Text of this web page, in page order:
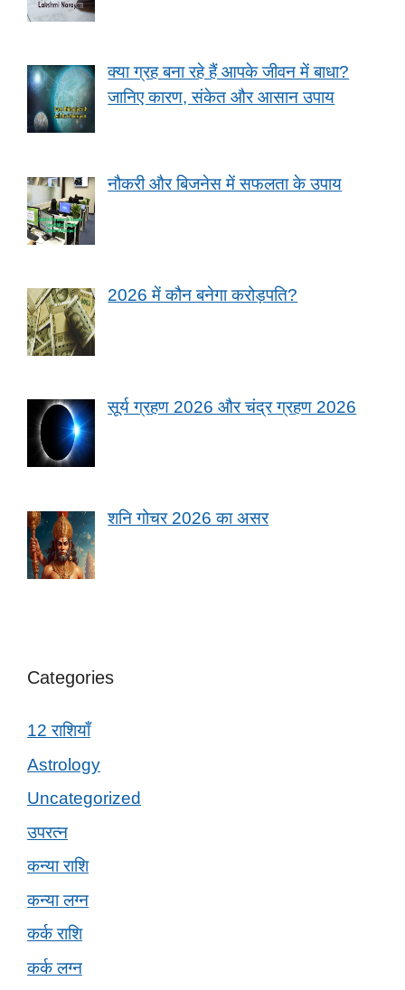
क्या ग्रह बना रहे हैं आपके जीवन में बाधा?
जानिए कारण, संकेत और आसान उपाय
नौकरी और बिजनेस में सफलता के उपाय
2026 में कौन बनेगा करोड़पति?
सूर्य ग्रहण 2026 और चंद्र ग्रहण 2026
शनि गोचर 2026 का असर
Categories
12 राशियाँ
Astrology
Uncategorized
उपरत्न
कन्या राशि
कन्या लग्न
कर्क राशि
कर्क लग्न